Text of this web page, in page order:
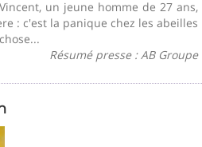
un jeune homme de 27 ans,
: c'est la panique chez les abeilles
Résumé presse : AB Groupe